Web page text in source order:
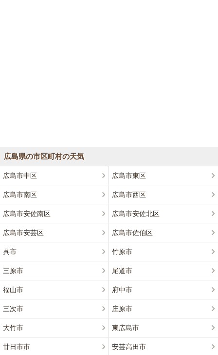
広島県の市区町村の天気
広島市中区 広島市東区
広島市南区 広島市西区
広島市安佐南区 広島市安佐北区
広島市安芸区 広島市佐伯区
呉市 竹原市
三原市 尾道市
福山市 府中市
三次市 庄原市
大竹市 東広島市
廿日市市 安芸高田市